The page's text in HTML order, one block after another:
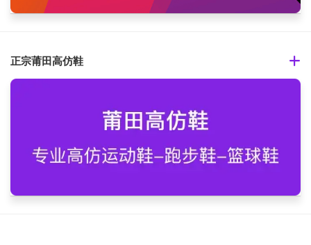
正宗莆田高仿鞋